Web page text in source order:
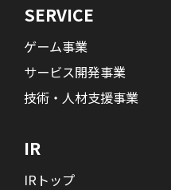
SERVICE
ゲーム事業
サービス開発事業
技術・人材支援事業
IR
IRトップ